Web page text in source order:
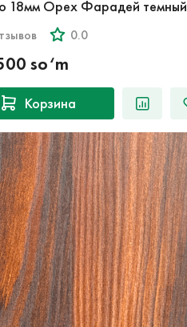
18мм Орех Фарадей темный
0.0
so‘m
Корзина